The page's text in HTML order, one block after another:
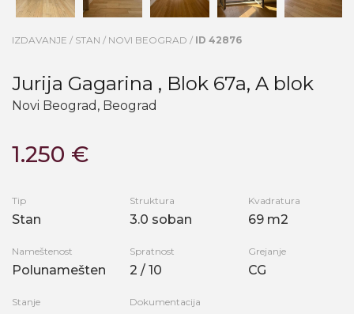
IZDAVANJE / STAN / NOVI BEOGRAD / ID 42876
Jurija Gagarina , Blok 67a, A blok
Novi Beograd, Beograd
1.250 €
Tip
Stan
Struktura
3.0 soban
Kvadratura
69 m2
Nameštenost
Polunamešten
Spratnost
2 / 10
Grejanje
CG
Stanje Dokumentacija